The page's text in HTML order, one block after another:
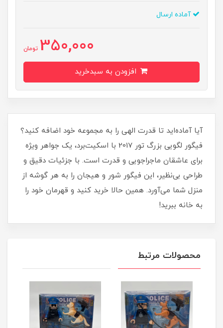
آماده ارسال
350,000 تومان
آیا آماده‌اید تا قدرت الهی را به مجموعه خود اضافه کنید؟
فیگور لگویی بزرگ تور 2017 با اسکیت‌برد، یک جواهر ویژه
برای عاشقان ماجراجویی و قدرت است. با جزئیات دقیق و
طراحی بی‌نظیر، این فیگور شور و هیجان را به هر گوشه از
منزل شما می‌آورد. همین حالا خرید کنید و قهرمان خود را
به خانه ببرید!
محصولات مرتبط